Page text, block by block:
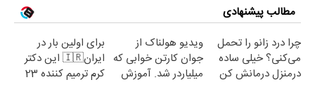
مطالب پیشنهادی
چرا درد زانو را تحمل
می‌کنی؟ خیلی ساده
درمنزل درمانش کن
ویدیو هولناک از
جوان کارتن خوابی که
میلیاردر شد. آموزش
برای اولین بار در
ایران🇮🇷 این دکتر
کرم ترمیم کننده 23